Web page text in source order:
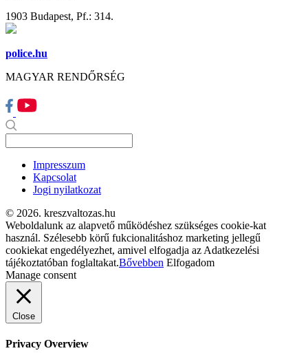
1903 Budapest, Pf.: 314.
police.hu
MAGYAR RENDŐRSÉG
Impresszum
Kapcsolat
Jogi nyilatkozat
© 2026. kreszvaltozas.hu
Weboldalunk az alapvető működéshez szükséges cookie-kat
használ. Szélesebb körű fukcionalitáshoz marketing jellegű
cookiekat engedélyezhet, amivel elfogadja az Adatkezelési
tájékoztatóban foglaltakat.Bővebben Elfogadom
Manage consent
Close
Privacy Overview